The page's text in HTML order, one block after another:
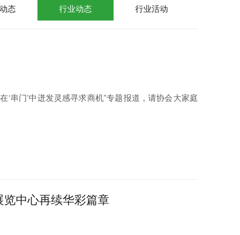
态 行业动态 行业活动
串门’中迸发灵感寻求商机”专题报道，请协会大家庭
中心再续华彩篇章